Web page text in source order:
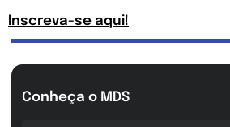
Inscreva-se aqui!
Conheça o MDS